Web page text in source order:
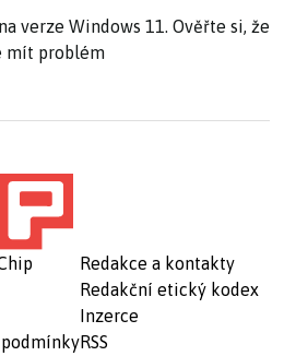
verze Windows 11. Ověřte si, že
mít problém
Redakce a kontakty
Redakční etický kodex
Inzerce
RSS